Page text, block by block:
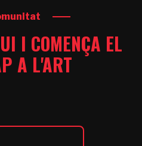
I COMENÇA EL
A L'ART